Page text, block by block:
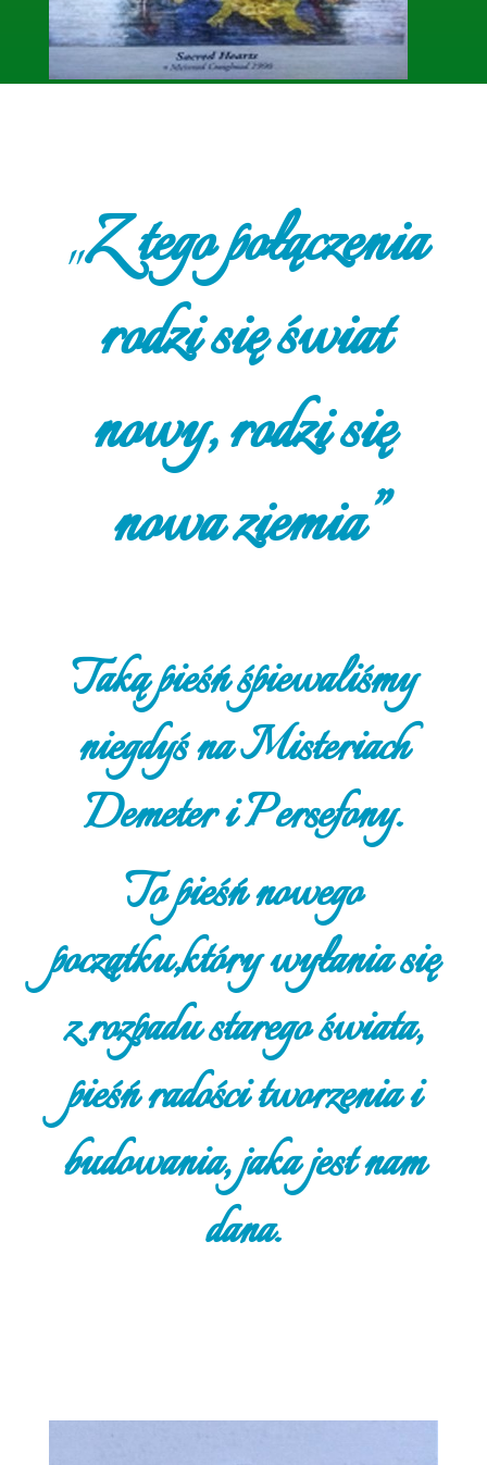
„Z tego połączenia
rodzi się świat
nowy, rodzi się
nowa ziemia”
Taką pieśń śpiewaliśmy
niegdyś na Misteriach
Demeter i Persefony.
To pieśń nowego
początku,który wyłania się
z rozpadu starego świata,
pieśń radości tworzenia i
budowania, jaka jest nam
dana.